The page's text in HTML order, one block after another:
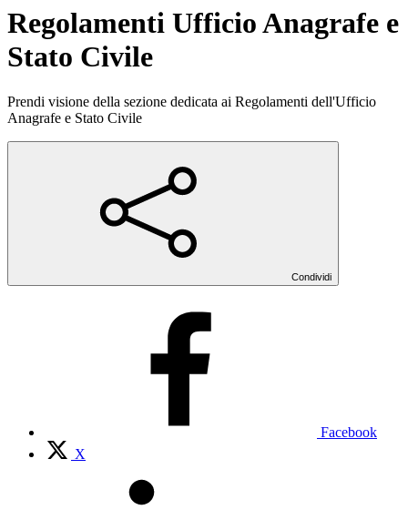
Regolamenti Ufficio Anagrafe e
Stato Civile
Prendi visione della sezione dedicata ai Regolamenti dell'Ufficio
Anagrafe e Stato Civile
Condividi
Facebook
X